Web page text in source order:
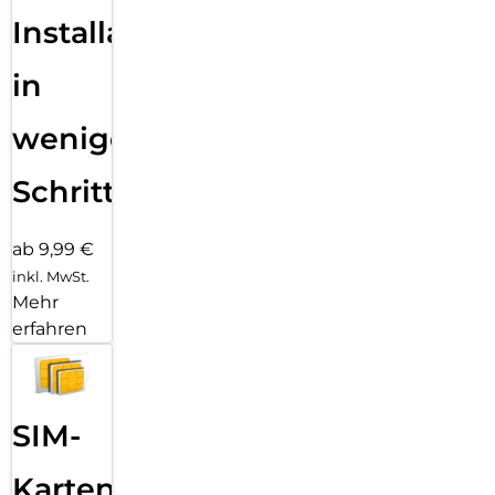
Installation
in
wenigen
Schritten
ab 9,99 €
inkl. MwSt.
Mehr
erfahren
SIM-